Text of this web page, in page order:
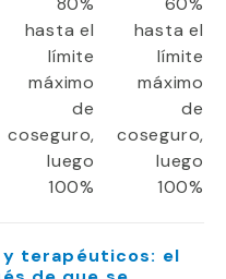
hasta el
límite
máximo
de
coseguro,
luego
100%
hasta el
límite
máximo
de
coseguro,
luego
100%
terapéuticos: el